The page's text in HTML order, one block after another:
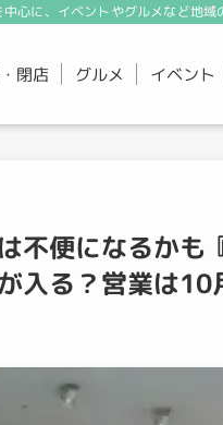
心に、イベントやグルメなど地
閉店 グルメ イベント
不便になるか
入る？営業は10